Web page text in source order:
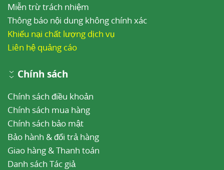
Miễn trừ trách nhiệm
Thông báo nội dung không chính xác
Khiếu nại chất lượng dịch vụ
Liên hệ quảng cáo
Chính sách
Chính sách điều khoản
Chính sách mua hàng
Chính sách bảo mật
Bảo hành & đổi trả hàng
Giao hàng & Thanh toán
Danh sách Tác giả